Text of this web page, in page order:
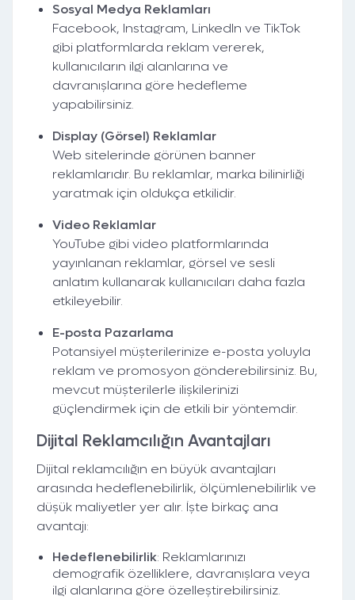
Sosyal Medya Reklamları
Facebook, Instagram, LinkedIn ve TikTok
gibi platformlarda reklam vererek,
kullanıcıların ilgi alanlarına ve
davranışlarına göre hedefleme
yapabilirsiniz.
Display (Görsel) Reklamlar
Web sitelerinde görünen banner
reklamlarıdır. Bu reklamlar, marka bilinirliği
yaratmak için oldukça etkilidir.
Video Reklamlar
YouTube gibi video platformlarında
yayınlanan reklamlar, görsel ve sesli
anlatım kullanarak kullanıcıları daha fazla
etkileyebilir.
E-posta Pazarlama
Potansiyel müşterilerinize e-posta yoluyla
reklam ve promosyon gönderebilirsiniz. Bu,
mevcut müşterilerle ilişkilerinizi
güçlendirmek için de etkili bir yöntemdir.
Dijital Reklamcılığın Avantajları
Dijital reklamcılığın en büyük avantajları
arasında hedeflenebilirlik, ölçümlenebilirlik ve
düşük maliyetler yer alır. İşte birkaç ana
avantajı:
Hedeflenebilirlik: Reklamlarınızı
demografik özelliklere, davranışlara veya
ilgi alanlarına göre özelleştirebilirsiniz.